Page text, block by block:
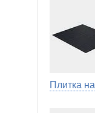
Плитка